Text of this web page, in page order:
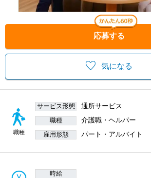
気になる
応募する
職種
サービス形態 通所サービス
職種 介護職・ヘルパー
雇用形態 パート・アルバイト
時給